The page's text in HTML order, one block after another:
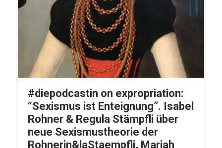
#diepodcastin on expropriation:
“Sexismus ist Enteignung”. Isabel
Rohner & Regula Stämpfli über
neue Sexismustheorie der
Rohnerin&laStaempfli, Mariah